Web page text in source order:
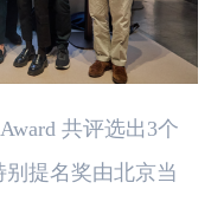
共评选出3个
提名奖由北京当